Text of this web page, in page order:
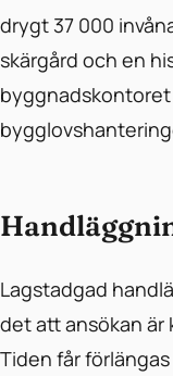
drygt 37 000
skärgård och en
byggnadskontoret
Lagstadgad
det att ansökan är
Tiden får